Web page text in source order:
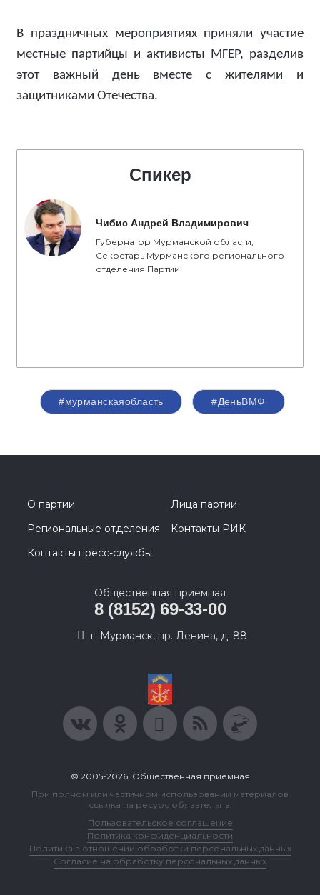
В праздничных мероприятиях приняли участие
местные партийцы и активисты МГЕР, разделив
этот важный день вместе с жителями и
защитниками Отечества.
Спикер
Чибис Андрей Владимирович
Губернатор Мурманской области,
Секретарь Мурманского регионального
отделения Партии
#мурманскаяобласть #ДеньВМФ
О партии
Лица партии
Региональные отделения
Контакты РИК
Контакты пресс-службы
Общественная приемная
8 (8152) 69-33-00
г. Мурманск, пр. Ленина, д. 88
© 2005-2026, Общественная приемная
При полном или частичном использовании материалов
ссылка на ресурс обязательна.
Пользовательское соглашение
Политика конфиденциальности
Политика в отношении обработки персональных данных
Согласие на обработку персональных данных